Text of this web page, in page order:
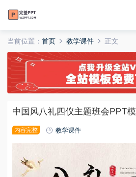
当前位置： 首页 教学课件 正文
中国风八礼四仪主题班会PPT
内容完整 教学课件